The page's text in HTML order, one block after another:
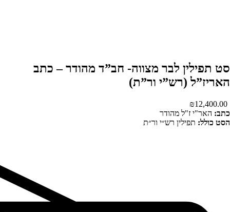
סט תפילין לבר מצווה- חב”ד מהודר – כתב
האריז”ל (רש”י ור”ת)
₪12,400.00
כתב: האר"י ז"ל מהודר
הסט כולל: תפילין רש״י ור״ת